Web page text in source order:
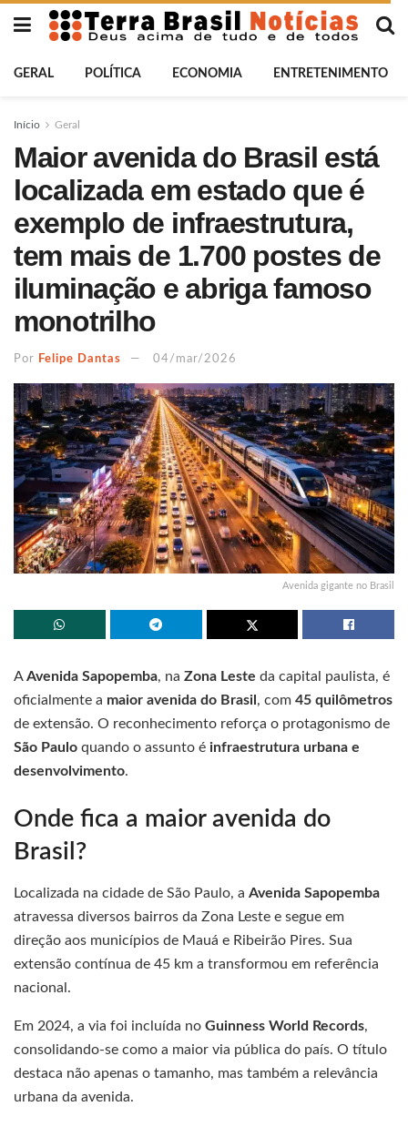
GERAL POLÍTICA ECONOMIA ENTRETENIMENTO
Início Geral
Maior avenida do Brasil está
localizada em estado que é
exemplo de infraestrutura,
tem mais de 1.700 postes de
iluminação e abriga famoso
monotrilho
Por Felipe Dantas 04/mar/2026
Avenida gigante no Brasil
AAvenida Sapopemba, na Zona Leste da capital paulista, é
oficialmente a maior avenida do Brasil , com 45 quilômetros
de extensão. O reconhecimento reforça o protagonismo de
São Paulo quando o assunto é infraestrutura urbana e
desenvolvimento.
Onde fica a maior avenida do
Brasil?
Localizada na cidade de São Paulo, a Avenida Sapopemba
atravessa diversos bairros da Zona Leste e segue em
direção aos municípios de Mauá e Ribeirão Pires. Sua
extensão contínua de 45 km a transformou em referência
nacional.
Em 2024, a via foi incluída no Guinness World Records,
consolidando-se como a maior via pública do país. O título
destaca não apenas o tamanho, mas também a relevância
urbana da avenida.